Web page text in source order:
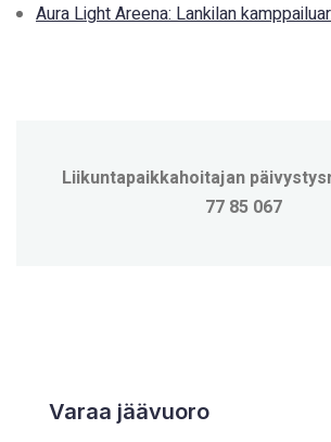
Aura Light Areena: Lankilan
Liikuntapaikkahoitajan
77 85 067
Varaa jäävuoro